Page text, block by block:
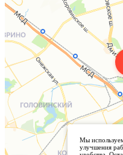
Мы
улучшения